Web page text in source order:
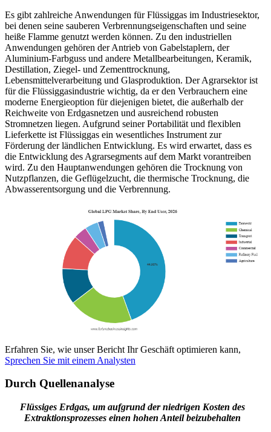
Es gibt zahlreiche Anwendungen für Flüssiggas im Industriesektor,
bei denen seine sauberen Verbrennungseigenschaften und seine
heiße Flamme genutzt werden können. Zu den industriellen
Anwendungen gehören der Antrieb von Gabelstaplern, der
Aluminium-Farbguss und andere Metallbearbeitungen, Keramik,
Destillation, Ziegel- und Zementtrocknung,
Lebensmittelverarbeitung und Glasproduktion. Der Agrarsektor ist
für die Flüssiggasindustrie wichtig, da er den Verbrauchern eine
moderne Energieoption für diejenigen bietet, die außerhalb der
Reichweite von Erdgasnetzen und ausreichend robusten
Stromnetzen liegen. Aufgrund seiner Portabilität und flexiblen
Lieferkette ist Flüssiggas ein wesentliches Instrument zur
Förderung der ländlichen Entwicklung. Es wird erwartet, dass es
die Entwicklung des Agrarsegments auf dem Markt vorantreiben
wird. Zu den Hauptanwendungen gehören die Trocknung von
Nutzpflanzen, die Geflügelzucht, die thermische Trocknung, die
Abwasserentsorgung und die Verbrennung.
Erfahren Sie, wie unser Bericht Ihr Geschäft optimieren kann,
Sprechen Sie mit einem Analysten
Durch Quellenanalyse
Flüssiges Erdgas, um aufgrund der niedrigen Kosten des
Extraktionsprozesses einen hohen Anteil beizubehalten